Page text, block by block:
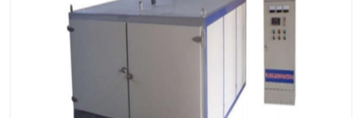
高端红外加热实验设备 电工电气
高温涂料 红外加热控制器
热环境试验设备